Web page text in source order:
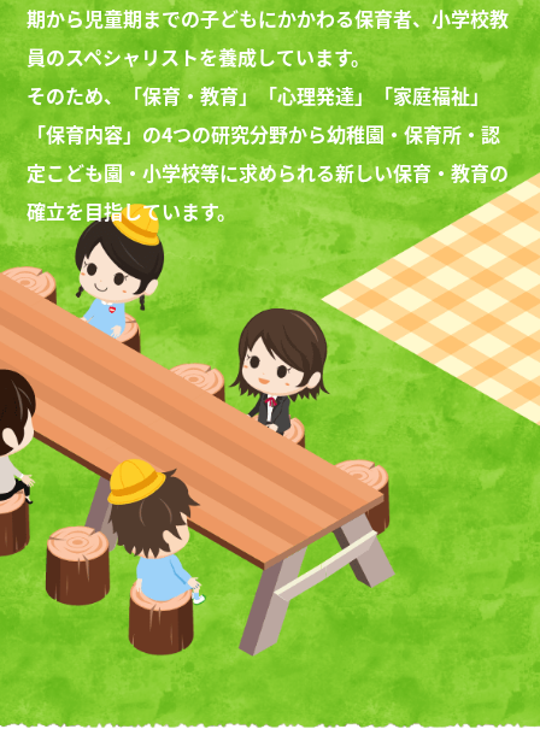
令和8年05月01日 幼稚園教諭免許法認定講習
受付開始！
令和8年度「幼稚園教諭免許法
認定講習」を開講します。幼
稚園教諭一種免許状の取得を
めざす先生に向けた、全6科目
のオンライン講習です。ぜひ
この機会にご検討ください。
ホームページ
をご覧
申込締切：令和8年6月18日
（木）必着
期から児童期までの子どもにかかわる保育者、小学校教
員のスペシャリストを養成しています。
そのため、「保育・教育」「心理発達」「家庭福祉」
「保育内容」の4つの研究分野から幼稚園・保育所・認
定こども園・小学校等に求められる新しい保育・教育の
確立を目指しています。